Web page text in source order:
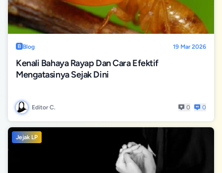
Blog 19 Mar 2026
Kenali Bahaya Rayap Dan Cara Efektif
Mengatasinya Sejak Dini
Editor C. 0 0
Jejak LP